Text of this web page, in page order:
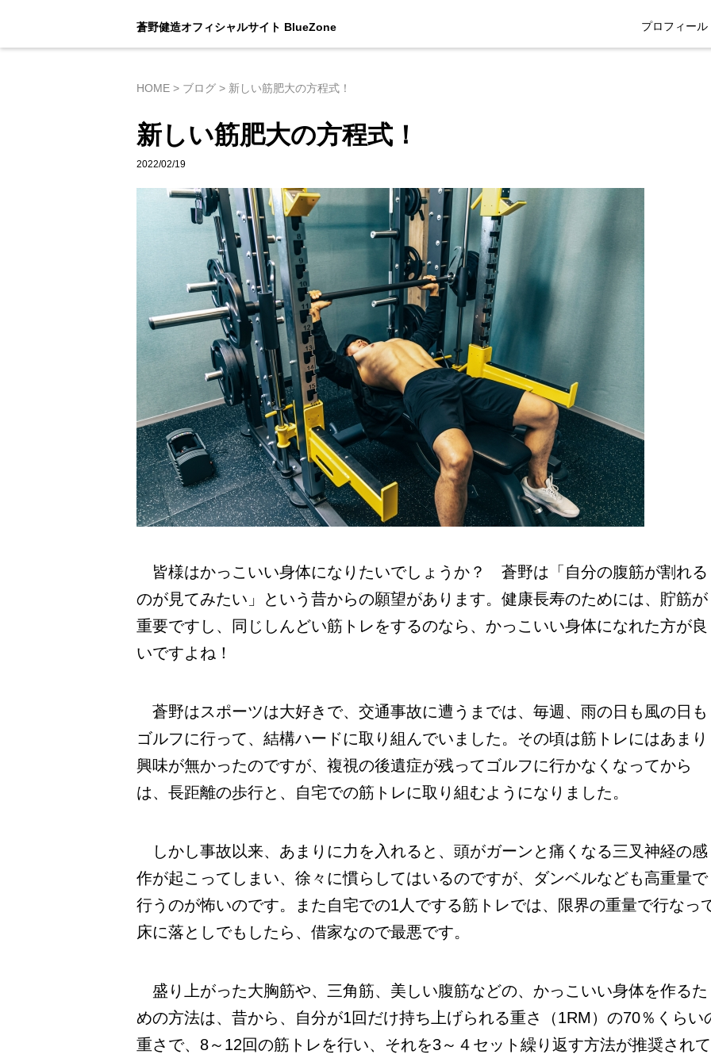
蒼野健造オフィシャルサイト BlueZone プロフィール
HOME > ブログ > 新しい筋肥大の方程式！
新しい筋肥大の方程式！
2022/02/19
皆様はかっこいい身体になりたいでしょうか？ 蒼野は「自分の腹筋が割れる
のが見てみたい」という昔からの願望があります。健康長寿のためには、貯筋が
重要ですし、同じしんどい筋トレをするのなら、かっこいい身体になれた方が良
いですよね！
蒼野はスポーツは大好きで、交通事故に遭うまでは、毎週、雨の日も風の日も
ゴルフに行って、結構ハードに取り組んでいました。その頃は筋トレにはあまり
興味が無かったのですが、複視の後遺症が残ってゴルフに行かなくなってから
は、長距離の歩行と、自宅での筋トレに取り組むようになりました。
しかし事故以来、あまりに力を入れると、頭がガーンと痛くなる三叉神経の感
作が起こってしまい、徐々に慣らしてはいるのですが、ダンベルなども高重量で
行うのが怖いのです。また自宅での1人でする筋トレでは、限界の重量で行なっ
床に落としでもしたら、借家なので最悪です。
盛り上がった大胸筋や、三角筋、美しい腹筋などの、かっこいい身体を作るた
めの方法は、昔から、自分が1回だけ持ち上げられる重さ（1RM）の70％くらい
重さで、8～12回の筋トレを行い、それを3～４セット繰り返す方法が推奨されて